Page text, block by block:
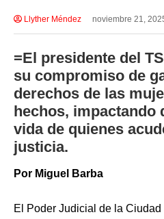
Llyther Méndez noviembre 21,
=El presidente del
su compromiso de
derechos de las
hechos, impactando
vida de quienes
justicia.
Por Miguel Barba
El Poder Judicial de la